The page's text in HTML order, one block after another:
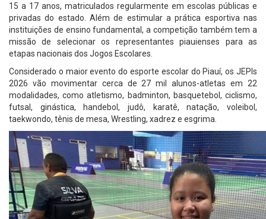
15 a 17 anos, matriculados regularmente em escolas públicas e
privadas do estado. Além de estimular a prática esportiva nas
instituições de ensino fundamental, a competição também tem a
missão de selecionar os representantes piauienses para as
etapas nacionais dos Jogos Escolares.
Considerado o maior evento do esporte escolar do Piauí, os JEPIs
2026 vão movimentar cerca de 27 mil alunos-atletas em 22
modalidades, como atletismo, badminton, basquetebol, ciclismo,
futsal, ginástica, handebol, judô, karatê, natação, voleibol,
taekwondo, tênis de mesa, Wrestling, xadrez e esgrima.